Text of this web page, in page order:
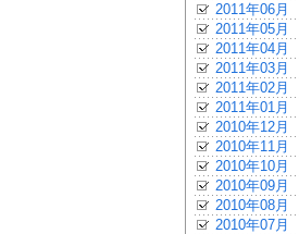
2011年06月
2011年05月
2011年04月
2011年03月
2011年02月
2011年01月
2010年12月
2010年11月
2010年10月
2010年09月
2010年08月
2010年07月